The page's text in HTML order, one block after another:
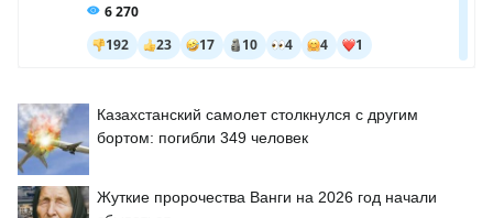
Казахстанский самолет столкнулся с другим
бортом: погибли 349 человек
Жуткие пророчества Ванги на 2026 год начали